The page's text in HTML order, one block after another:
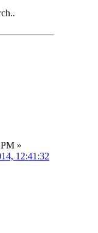
»
12:41:32